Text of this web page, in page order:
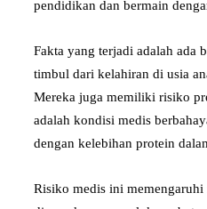
pendidikan dan bermain
Fakta yang terjadi adalah ada
timbul dari kelahiran di usia
Mereka juga memiliki risiko
adalah kondisi medis
dengan kelebihan protein
Risiko medis ini memengaruhi